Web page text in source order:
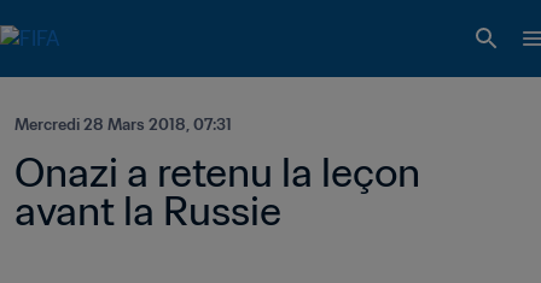
Mercredi 28 Mars 2018, 07:31
Onazi a retenu la leçon
avant la Russie